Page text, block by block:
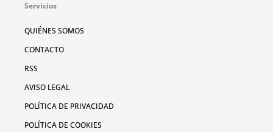
Servicios
QUIÉNES SOMOS
CONTACTO
RSS
AVISO LEGAL
POLÍTICA DE PRIVACIDAD
POLÍTICA DE COOKIES